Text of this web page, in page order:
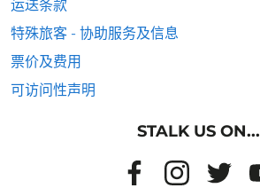
运送条款
特殊旅客 - 协助服务及信息
票价及费用
可访问性声明
STALK US ON...